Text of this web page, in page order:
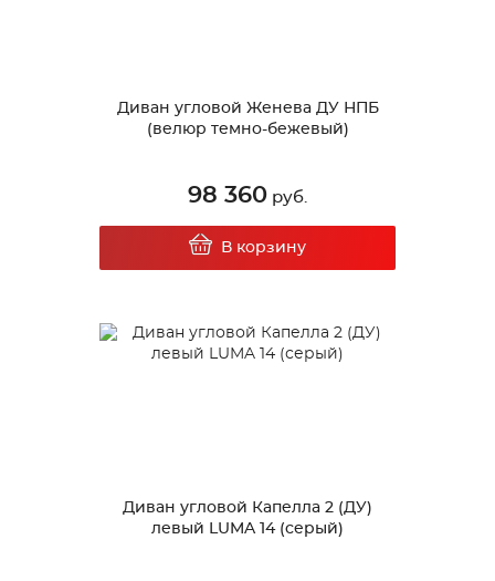
Диван угловой Женева ДУ НПБ
(велюр темно-бежевый)
98 360 руб.
В корзину
Диван угловой Капелла 2 (ДУ)
левый LUMA 14 (серый)